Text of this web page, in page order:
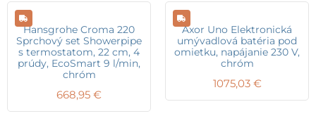
Hansgrohe Croma 220
Sprchový set Showerpipe
s termostatom, 22 cm, 4
prúdy, EcoSmart 9 l/min,
chróm
668,95 €
Axor Uno Elektronická
umývadlová batéria pod
omietku, napájanie 230 V,
chróm
1075,03 €